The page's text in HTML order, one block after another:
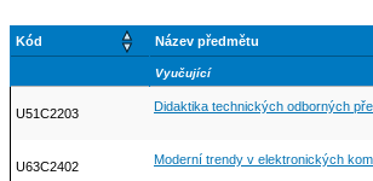
Kód Název předmětu
Vyučující
U51C2203 Didaktika technických odborných
U63C2402 Moderní trendy v elektronických